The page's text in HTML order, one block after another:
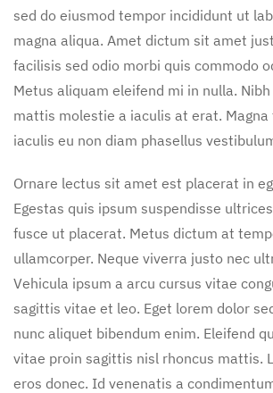
sed do eiusmod tempor incididunt ut
magna aliqua. Amet dictum sit amet
facilisis sed odio morbi quis commodo
Metus aliquam eleifend mi in nulla.
mattis molestie a iaculis at erat.
iaculis eu non diam phasellus
Ornare lectus sit amet est placerat in
Egestas quis ipsum suspendisse
fusce ut placerat. Metus dictum at
ullamcorper. Neque viverra justo nec
Vehicula ipsum a arcu cursus vitae
sagittis vitae et leo. Eget lorem dolor
nunc aliquet bibendum enim. Eleifend
vitae proin sagittis nisl rhoncus mattis.
eros donec. Id venenatis a